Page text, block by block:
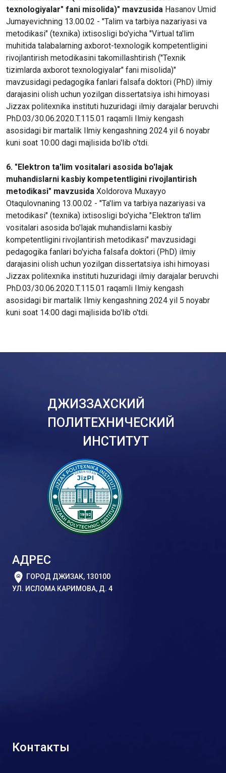
texnologiyalar" fani misolida)" mavzusida Hasanov Umid
Jumayevichning 13.00.02 - "Talim va tarbiya nazariyasi va
metodikasi" (texnika) ixtisosligi bo'yicha "Virtual ta'lim
muhitida talabalarning axborot-texnologik kompetentligini
rivojlantirish metodikasini takomillashtirish ("Texnik
tizimlarda axborot texnologiyalar" fani misolida)"
mavzusidagi pedagogika fanlari falsafa doktori (PhD) ilmiy
darajasini olish uchun yozilgan dissertatsiya ishi himoyasi
Jizzax politexnika instituti huzuridagi ilmiy darajalar beruvchi
PhD.03/30.06.2020.T.115.01 raqamli Ilmiy kengash
asosidagi bir martalik Ilmiy kengashning 2024 yil 6 noyabr
kuni soat 10:00 dagi majlisida bo'lib o'tdi.
6. "Elektron ta'lim vositalari asosida bo'lajak
muhandislarni kasbiy kompetentligini rivojlantirish
metodikasi" mavzusida Xoldorova Muxayyo
Otaqulovnaning 13.00.02 - "Ta'lim va tarbiya nazariyasi va
metodikasi" (texnika) ixtisosligi bo'yicha "Elektron ta'lim
vositalari asosida bo'lajak muhandislarni kasbiy
kompetentligini rivojlantirish metodikasi" mavzusidagi
pedagogika fanlari bo'yicha falsafa doktori (PhD) ilmiy
darajasini olish uchun yozilgan dissertatsiya ishi himoyasi
Jizzax politexnika instituti huzuridagi ilmiy darajalar beruvchi
PhD.03/30.06.2020.T.115.01 raqamli Ilmiy kengash
asosidagi bir martalik Ilmiy kengashning 2024 yil 5 noyabr
kuni soat 14:00 dagi majlisida bo'lib o'tdi.
ДЖИЗЗАХСКИЙ
ПОЛИТЕХНИЧЕСКИЙ
ИНСТИТУТ
АДРЕС
ГОРОД ДЖИЗАК, 130100
УЛ. ИСЛОМА КАРИМОВА, Д. 4
Контакты